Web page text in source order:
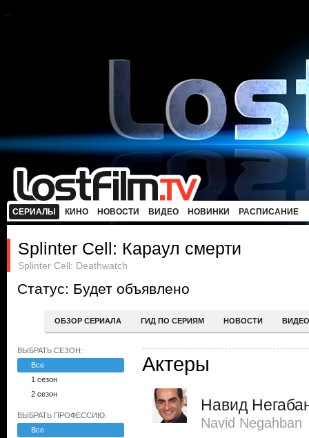
СЕРИАЛЫ КИНО НОВОСТИ ВИДЕО НОВИНКИ РАСПИСАНИЕ
Splinter Cell: Караул смерти
Splinter Cell: Deathwatch
Статус: Будет объявлено
ОБЗОР СЕРИАЛА ГИД ПО СЕРИЯМ НОВОСТИ ВИДЕО
ВЫБРАТЬ СЕЗОН:
Все
1 сезон
2 сезон
ВЫБРАТЬ ПРОФЕССИЮ:
Все
Актеры
Навид
Navid Negahban